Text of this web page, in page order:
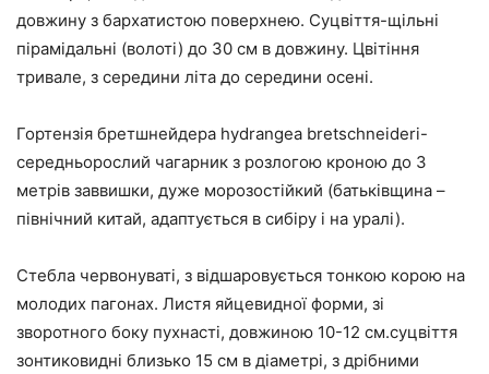
довжину з бархатистою поверхнею. Суцвіття-щільні
пірамідальні (волоті) до 30 см в довжину. Цвітіння
тривале, з середини літа до середини осені.
Гортензія бретшнейдера hydrangea bretschneideri-
середньорослий чагарник з розлогою кроною до 3
метрів заввишки, дуже морозостійкий (батьківщина –
північний китай, адаптується в сибіру і на уралі).
Стебла червонуваті, з відшаровується тонкою корою на
молодих пагонах. Листя яйцевидної форми, зі
зворотного боку пухнасті, довжиною 10-12 см.суцвіття
зонтиковидні близько 15 см в діаметрі, з дрібними